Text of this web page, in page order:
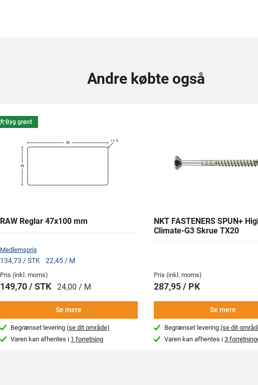
Andre købte også
Byg grønt
RAW Reglar 47x100 mm
Medlemspris
134,73 / STK 22,45 / M
Pris (inkl. moms)
149,70 / STK 24,00 / M
Se mere
Begrænset levering (se dit område)
Varen kan afhentes i 1 forretning
NKT FASTENERS SPUN+
Climate-G3 Skrue TX20
Pris (inkl. moms)
287,95 / PK
Se mere
Begrænset levering(se dit
Varen kan afhentes i3